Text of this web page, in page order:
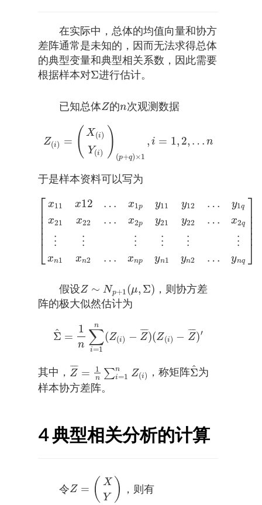
在实际中，总体的均值向量和协方
差阵通常是未知的，因而无法求得总体
的典型变量和典型相关系数，因此需要
根据样本对Σ
Σ 进行估计。
已知总体Z
Z 的n
n次观测数据
Z(i) = ( X(i)
Y(i) ) (p+q)×1
, i = 1, 2, … n
Z (i) =( ) Y i × 1 i= 1,2 ,…n
于是样本资料可以写为
⎡
⎣
⎢⎢⎢⎢⎢
x11
x21
⋮
xn1
x12
x22
⋮
xn2
…
…
…
x1p
x2p
⋮
xnp
y11
y21
⋮
yn1
y12
y22
⋮
yn2
…
…
…
y1q
x2q
⋮
ynq
⎤
⎦
⎥⎥⎥⎥⎥
x …
假设Z ∼ Np+1(μ, Σ)
Z∼N p+1(μ,Σ)
，则协方差
阵的极大似然估计为
Σ
^ =
1
n ∑
i=1
n
(Z(i) − Z
¯¯
¯¯)(Z(i) − Z
¯¯
¯¯)′
Σ ^= 1n ∑i 1n(Z( )− Z¯)(Z(i) −Z ¯)′
其中， Z
¯¯
¯¯ = 1
n ∑n
i=1 Z(i)
Z¯ =1 n∑i=1n Z (i) ，称矩阵Σ
^
Σ^为
样本协方差阵。
4典型相关分析的计算
令Z = ( X
Y
)
Z=(X Y ，则有